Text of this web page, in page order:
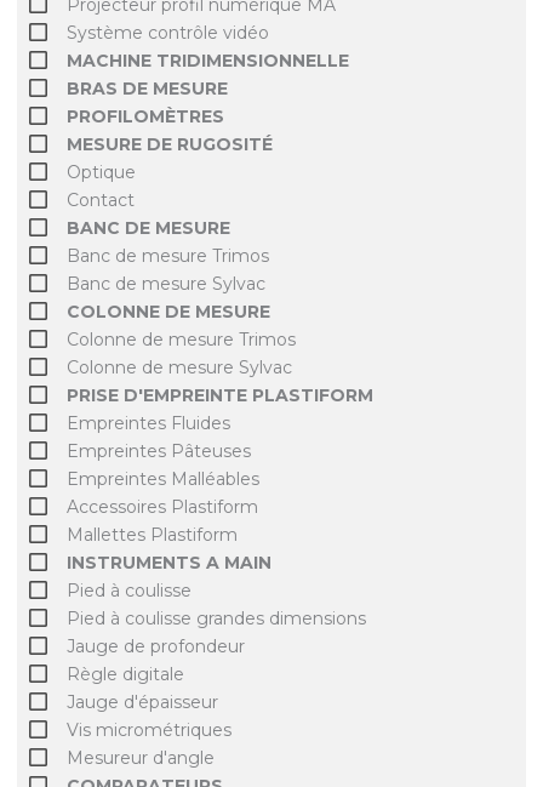
Projecteur profil numérique MA
Système contrôle vidéo
MACHINE TRIDIMENSIONNELLE
BRAS DE MESURE
PROFILOMÈTRES
MESURE DE RUGOSITÉ
Optique
Contact
BANC DE MESURE
Banc de mesure Trimos
Banc de mesure Sylvac
COLONNE DE MESURE
Colonne de mesure Trimos
Colonne de mesure Sylvac
PRISE D'EMPREINTE PLASTIFORM
Empreintes Fluides
Empreintes Pâteuses
Empreintes Malléables
Accessoires Plastiform
Mallettes Plastiform
INSTRUMENTS A MAIN
Pied à coulisse
Pied à coulisse grandes dimensions
Jauge de profondeur
Règle digitale
Jauge d'épaisseur
Vis micrométriques
Mesureur d'angle